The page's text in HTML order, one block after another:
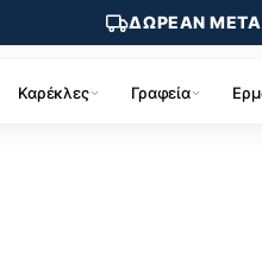
ΔΩΡΕΑΝ
Καρέκλες Γραφεία